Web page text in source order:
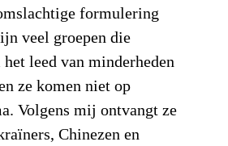
formulering
veel groepen die
leed van minderheden
ze komen niet op
Volgens mij ontvangt ze
Chinezen en